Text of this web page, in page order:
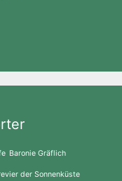
Baronie Gräflich
der Sonnenküste